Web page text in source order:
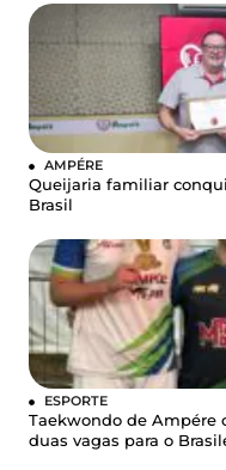
AMPÉRE
Queijaria familiar
Brasil
ESPORTE
Taekwondo de Ampére
duas vagas para o